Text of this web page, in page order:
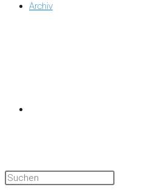
Archiv